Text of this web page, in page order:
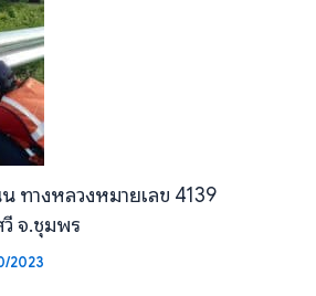
ทางหลวงหมายเลข 4139
จ.ชุมพร
2023